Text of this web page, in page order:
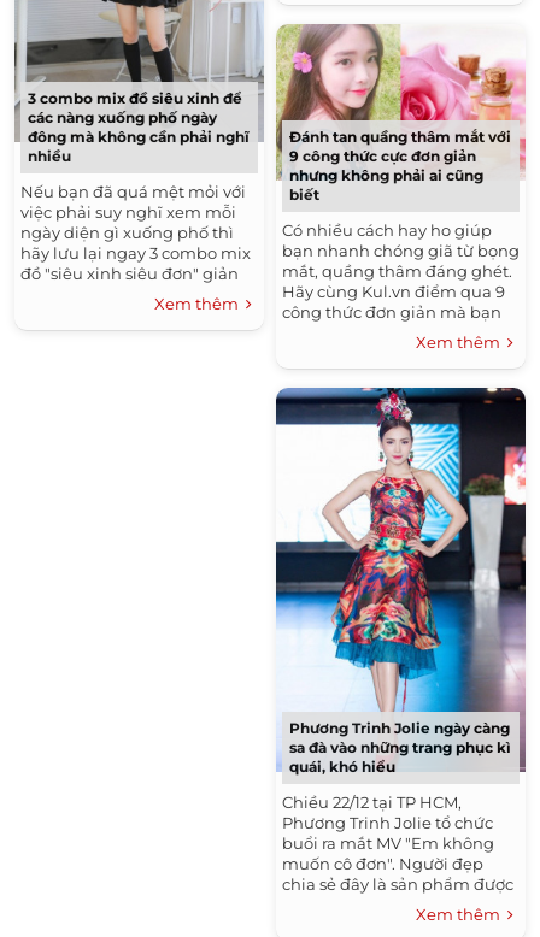
3 combo mix đồ siêu xinh để
các nàng xuống phố ngày
đông mà không cần phải nghĩ
nhiều
Nếu bạn đã quá mệt mỏi với
việc phải suy nghĩ xem mỗi
ngày diện gì xuống phố thì
hãy lưu lại ngay 3 combo mix
đồ "siêu xinh siêu đơn" giản
dưới đây nhé!1. Áo len + Chân
Xem thêm
Đánh tan quầng thâm mắt với
9 công thức cực đơn giản
nhưng không phải ai cũng
biết
Có nhiều cách hay ho giúp
bạn nhanh chóng giã từ bọng
mắt, quầng thâm đáng ghét.
Hãy cùng Kul.vn điểm qua 9
công thức đơn giản mà bạn
hoàn toàn có thể tự làm tại
Xem thêm
Phương Trinh Jolie ngày càng
sa đà vào những trang phục kì
quái, khó hiểu
Chiều 22/12 tại TP HCM,
Phương Trinh Jolie tổ chức
buổi ra mắt MV "Em không
muốn cô đơn". Người đẹp
chia sẻ đây là sản phẩm được
cô đầu tư nhiều nhất từ trước
đến nay. Nhưng...
Xem thêm